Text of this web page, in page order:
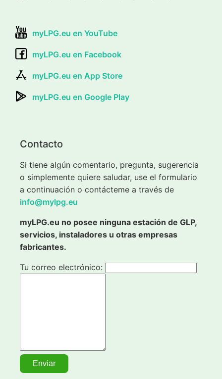
myLPG.eu en YouTube
myLPG.eu en Facebook
myLPG.eu en App Store
myLPG.eu en Google Play
Contacto
Si tiene algún comentario, pregunta, sugerencia
o simplemente quiere saludar, use el formulario
a continuación o contácteme a través de
info@mylpg.eu
myLPG.eu no posee ninguna estación de GLP,
servicios, instaladores u otras empresas
fabricantes.
Tu correo electrónico: